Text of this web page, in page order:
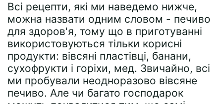
Всі рецепти, які ми наведемо нижче,
можна назвати одним словом - печиво
для здоров'я, тому що в приготуванні
використовуються тільки корисні
продукти: вівсяні пластівці, банани,
сухофрукти і горіхи, мед. Звичайно, всі
ми пробували неодноразово вівсяне
печиво. Але чи багато господарок